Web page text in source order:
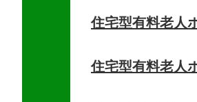
住宅型有料老人
住宅型有料老人